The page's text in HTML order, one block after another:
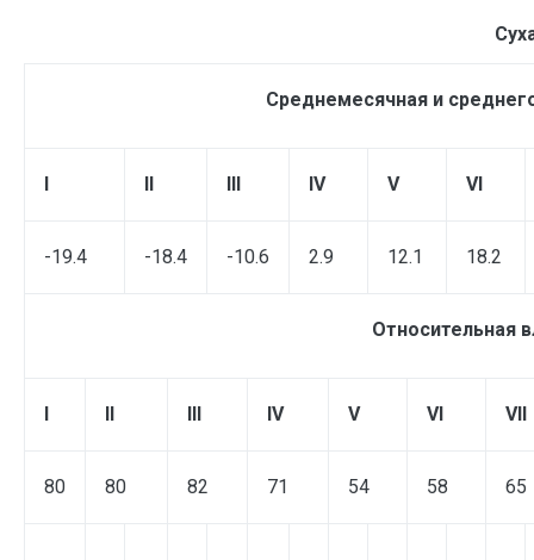
Среднемесячная и
I II III IV V VI
-19.4 -18.4 -10.6 2.9 12.1 18.2
Относительная
I II III IV V VI VII
80 80 82 71 54 58 65